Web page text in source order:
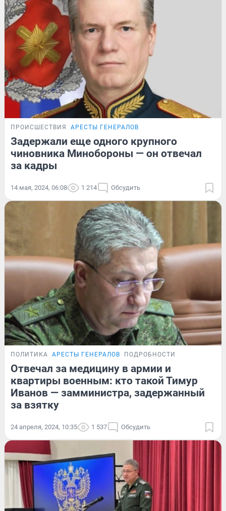
ПРОИСШЕСТВИЯ АРЕСТЫ ГЕНЕРАЛОВ
Задержали еще одного крупного
чиновника Минобороны — он отвечал
за кадры
14 мая, 2024, 06:08 1 214 Обсудить
ПОЛИТИКА АРЕСТЫ ГЕНЕРАЛОВ ПОДРОБНОСТИ
Отвечал за медицину в армии и
квартиры военным: кто такой Тимур
Иванов — замминистра, задержанный
за взятку
24 апреля, 2024, 10:35 1 537 Обсудить